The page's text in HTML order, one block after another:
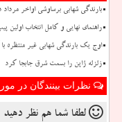
بارندگی شهابی برساوشی اواخر مرداد
راهنمای نهایی و کامل انتخاب اولین
اوج یک بارندگی شهابی غیر منتظره با
زلزله ژاپن را بسمت شرق جابجا کرد
نظرات بینندگان در
لطفا شما هم نظر دهید